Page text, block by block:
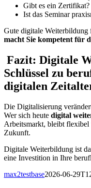
Gibt es ein Zertifikat?
Ist das Seminar
Gute digitale Weiterbildung
macht Sie kompetent für
Fazit: Digitale
Schlüssel zu
digitalen
Die Digitalisierung
Wer sich heute digital
Arbeitsmarkt, bleibt
Zukunft.
Digitale Weiterbildung ist
eine Investition in Ihre
max2testbase2026-06-